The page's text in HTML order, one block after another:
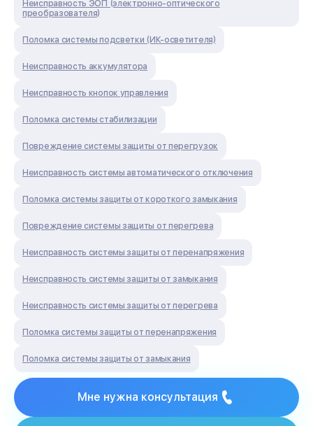
Неисправность ЭОП (электронно-оптического
преобразователя)
Поломка системы подсветки (ИК-осветителя)
Неисправность аккумулятора
Неисправность кнопок управления
Поломка системы стабилизации
Повреждение системы защиты от перегрузок
Неисправность системы автоматического отключения
Поломка системы защиты от короткого замыкания
Повреждение системы защиты от перегрева
Неисправность системы защиты от перенапряжения
Неисправность системы защиты от замыкания
Неисправность системы защиты от перегрева
Поломка системы защиты от перенапряжения
Поломка системы защиты от замыкания
Мне нужна консультация